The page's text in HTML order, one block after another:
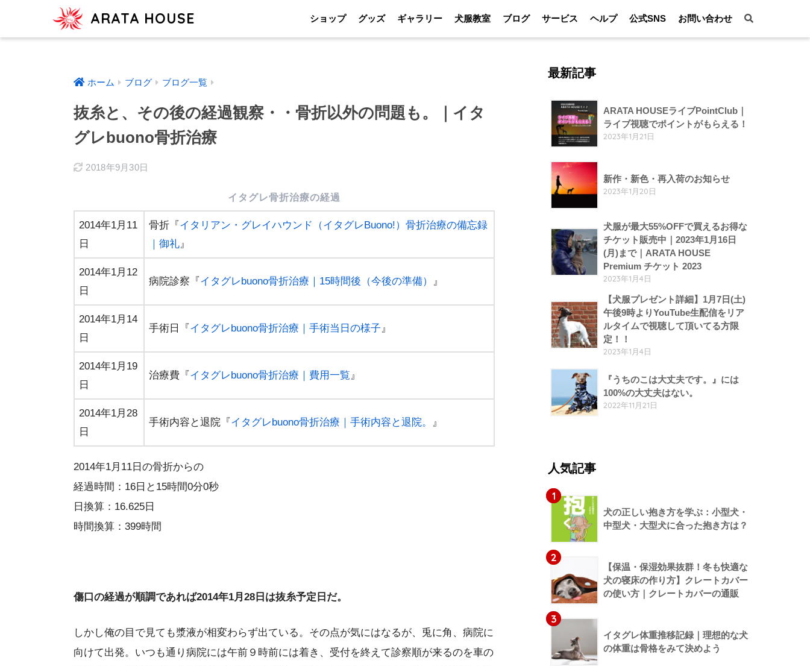
ARATA HOUSE ショップ グッズ ギャラリー 犬服教室 ブログ サービス ヘルプ 公式SNS お問い合わせ
ホーム ブログ ブログ一覧
抜糸と、その後の経過観察・・骨折以外の問題も。｜イタ
グレbuono骨折治療
2018年9月30日
イタグレ骨折治療の経過
2014年1月11
日
骨折『イタリアン・グレイハウンド（イタグレBuono!）骨折治療の備忘録
｜御礼』
2014年1月12
日
病院診察『イタグレbuono骨折治療｜15時間後（今後の準備） 』
2014年1月14
日
手術日『イタグレbuono骨折治療｜手術当日の様子』
2014年1月19
日
治療費『イタグレbuono骨折治療｜費用一覧』
2014年1月28
日
手術内容と退院『イタグレbuono骨折治療｜手術内容と退院。 』
2014年1月11日の骨折からの
経過時間：16日と15時間0分0秒
日換算：16.625日
時間換算：399時間
傷口の経過が順調であれば2014年1月28日は抜糸予定日だ。
しかし俺の目で見ても漿液が相変わらず出ている。その点が気にはなるが、兎に角、病院に
向けて出発。いつも通り病院には午前９時前には着き、受付を終えて診察順が来るのを車の
最新記事
ARATA HOUSEライブPointClub｜
ライブ視聴でポイントがもらえる！
2023年1月21日
新作・新色・再入荷のお知らせ
2023年1月20日
犬服が最大55%OFFで買えるお得な
チケット販売中｜2023年1月16日
(月)まで｜ARATA HOUSE
Premium チケット 2023
2023年1月4日
【犬服プレゼント詳細】1月7日(土)
午後9時よりYouTube生配信をリア
ルタイムで視聴して頂いてる方限
定！！
2023年1月4日
『うちのこは大丈夫です。』には
100%の大丈夫はない。
2022年11月21日
人気記事
1
犬の正しい抱き方を学ぶ：小型犬・
中型犬・大型犬に合った抱き方は？
2
【保温・保湿効果抜群！冬も快適な
犬の寝床の作り方】クレートカバー
の使い方｜クレートカバーの通販
3
イタグレ体重推移記録｜理想的な犬
の体重は骨格をみて決めよう